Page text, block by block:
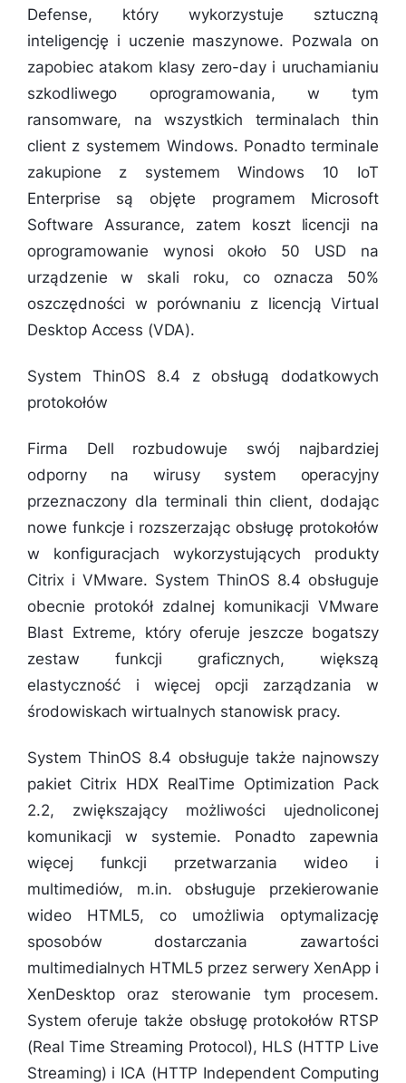
Defense, który wykorzystuje sztuczną
inteligencję i uczenie maszynowe. Pozwala on
zapobiec atakom klasy zero-day i uruchamianiu
szkodliwego oprogramowania, w tym
ransomware, na wszystkich terminalach thin
client z systemem Windows. Ponadto terminale
zakupione z systemem Windows 10 IoT
Enterprise są objęte programem Microsoft
Software Assurance, zatem koszt licencji na
oprogramowanie wynosi około 50 USD na
urządzenie w skali roku, co oznacza 50%
oszczędności w porównaniu z licencją Virtual
Desktop Access (VDA).
System ThinOS 8.4 z obsługą dodatkowych
protokołów
Firma Dell rozbudowuje swój najbardziej
odporny na wirusy system operacyjny
przeznaczony dla terminali thin client, dodając
nowe funkcje i rozszerzając obsługę protokołów
w konfiguracjach wykorzystujących produkty
Citrix i VMware. System ThinOS 8.4 obsługuje
obecnie protokół zdalnej komunikacji VMware
Blast Extreme, który oferuje jeszcze bogatszy
zestaw funkcji graficznych, większą
elastyczność i więcej opcji zarządzania w
środowiskach wirtualnych stanowisk pracy.
System ThinOS 8.4 obsługuje także najnowszy
pakiet Citrix HDX RealTime Optimization Pack
2.2, zwiększający możliwości ujednoliconej
komunikacji w systemie. Ponadto zapewnia
więcej funkcji przetwarzania wideo i
multimediów, m.in. obsługuje przekierowanie
wideo HTML5, co umożliwia optymalizację
sposobów dostarczania zawartości
multimedialnych HTML5 przez serwery XenApp i
XenDesktop oraz sterowanie tym procesem.
System oferuje także obsługę protokołów RTSP
(Real Time Streaming Protocol), HLS (HTTP Live
Streaming) i ICA (HTTP Independent Computing